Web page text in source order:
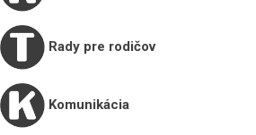
Rady pre rodičov
Komunikácia